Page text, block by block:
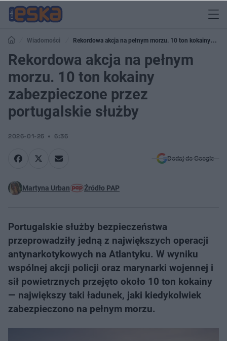
Wiadomości
Rekordowa akcja na pełnym morzu. 10 ton kokainy
zabezpieczone przez portugalskie służby
Rekordowa akcja na pełnym
morzu. 10 ton kokainy
zabezpieczone przez
portugalskie służby
2026-01-26 6:36
Dodaj do Google
Martyna Urban Źródło PAP
Portugalskie służby bezpieczeństwa
przeprowadziły jedną z największych operacji
antynarkotykowych na Atlantyku. W wyniku
wspólnej akcji policji oraz marynarki wojennej i
sił powietrznych przejęto około 10 ton kokainy
— największy taki ładunek, jaki kiedykolwiek
zabezpieczono na pełnym morzu.